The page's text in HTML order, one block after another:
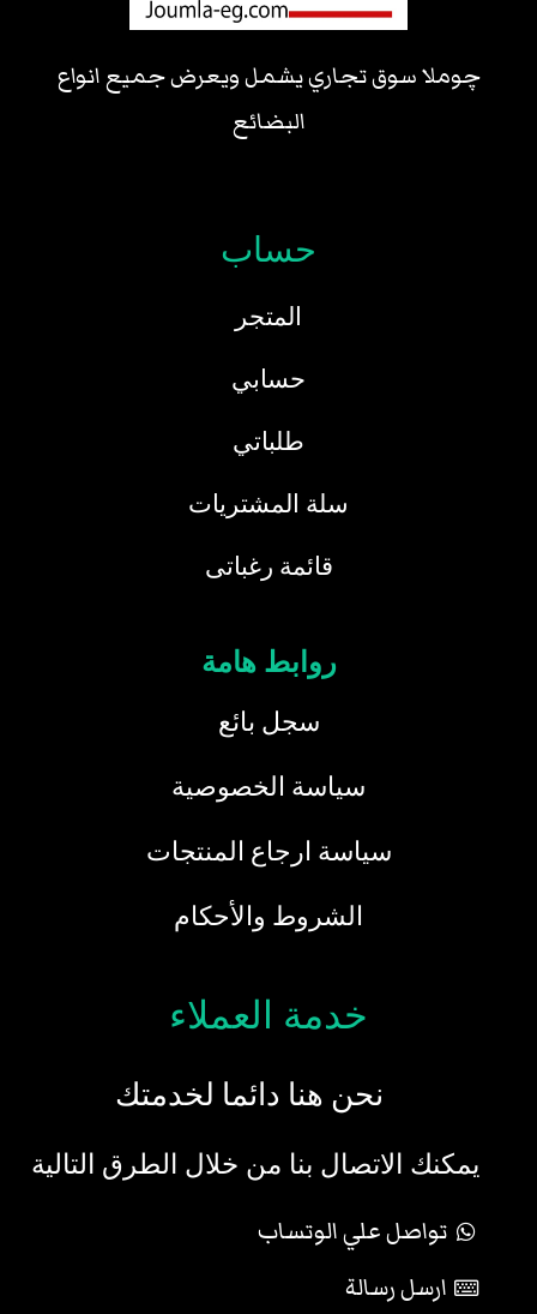
چوملا سوق تجاري يشمل ويعرض جميع انواع
البضائع
حساب
المتجر
حسابي
طلباتي
سلة المشتريات
قائمة رغباتى
روابط هامة
سجل بائع
سياسة الخصوصية
سياسة ارجاع المنتجات
الشروط والأحكام
خدمة العملاء
نحن هنا دائما لخدمتك
يمكنك الاتصال بنا من خلال الطرق التالية
تواصل علي الوتساب
ارسل رسالة